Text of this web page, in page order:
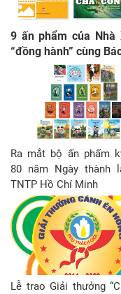
9 ấn phẩm của
“đồng hành” cùng
Ra mắt bộ ấn phấm
80 năm Ngày thành
TNTP Hồ Chí Minh
Lễ trao Giải thưởng